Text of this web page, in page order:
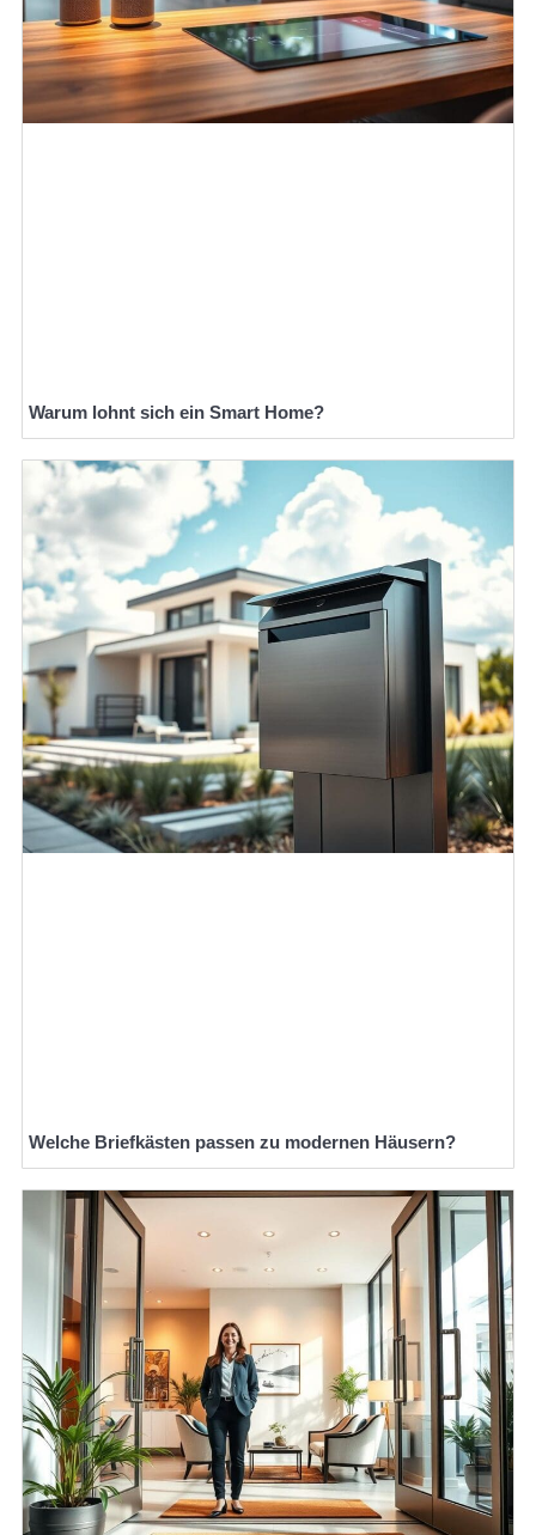
Warum lohnt sich ein Smart Home?
Welche Briefkästen passen zu modernen Häusern?